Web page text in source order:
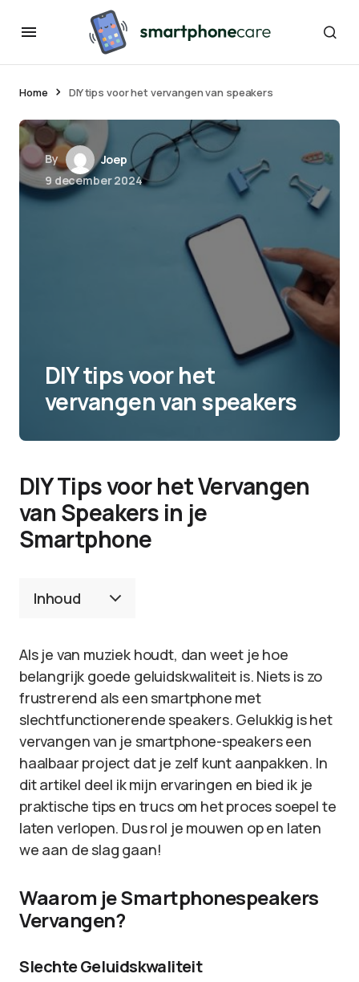
Home DIY tips voor het vervangen van speakers
By
Joep
9 december 2024
DIY tips voor het
vervangen van speakers
DIY Tips voor het Vervangen
van Speakers in je
Smartphone
Inhoud
Als je van muziek houdt, dan weet je hoe
belangrijk goede geluidskwaliteit is. Niets is zo
frustrerend als een smartphone met
slechtfunctionerende speakers. Gelukkig is het
vervangen van je smartphone-speakers een
haalbaar project dat je zelf kunt aanpakken. In
dit artikel deel ik mijn ervaringen en bied ik je
praktische tips en trucs om het proces soepel te
laten verlopen. Dus rol je mouwen op en laten
we aan de slag gaan!
Waarom je Smartphonespeakers
Vervangen?
Slechte Geluidskwaliteit